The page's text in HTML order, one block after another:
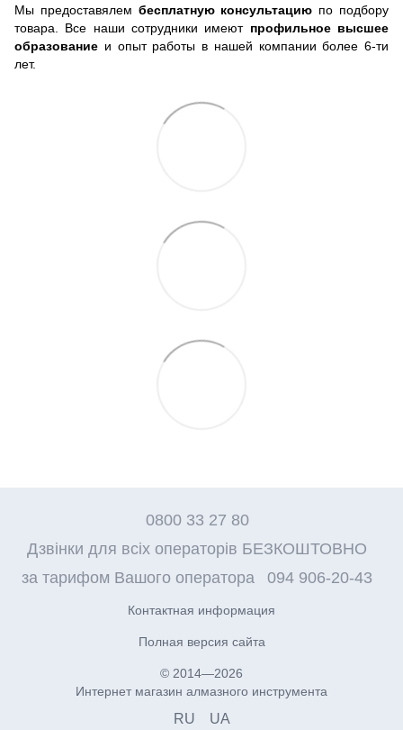
Мы предоставялем бесплатную консультацию по подбору
товара. Все наши сотрудники имеют профильное высшее
образование и опыт работы в нашей компании более 6-ти
лет.
0800 33 27 80
Дзвінки для всіх операторів БЕЗКОШТОВНО
за тарифом Вашого оператора
094 906-20-43
Контактная информация
Полная версия сайта
© 2014—2026
Интернет магазин алмазного инструмента
RU UA